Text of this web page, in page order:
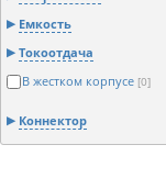
Емкость
Токоотдача
В жестком корпусе [0]
Коннектор